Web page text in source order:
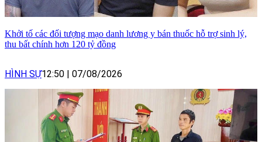
Khởi tố các đối tượng mạo danh lương y bán thuốc hỗ trợ sinh lý,
thu bất chính hơn 120 tỷ đồng
HÌNH SỰ12:50 | 07/08/2026